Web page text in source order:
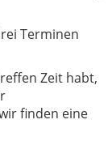
Terminen
Zeit habt,
finden eine